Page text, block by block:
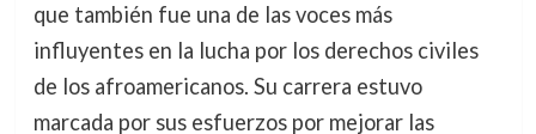
que también fue una de las voces más
influyentes en la lucha por los derechos civiles
de los afroamericanos. Su carrera estuvo
marcada por sus esfuerzos por mejorar las